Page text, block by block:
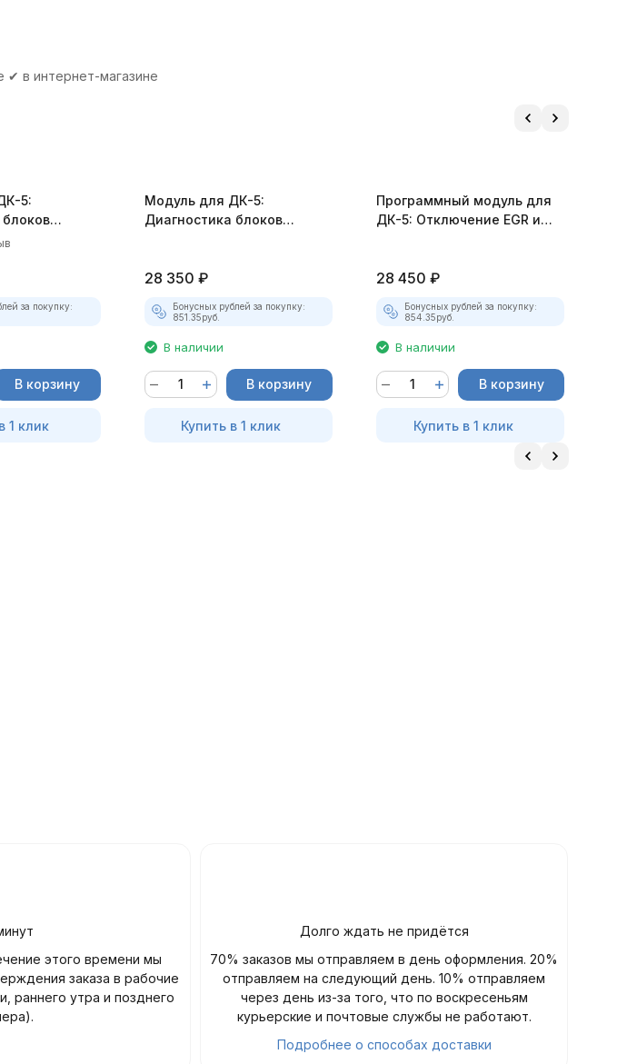
в интернет-магазине
5:
(ID
за покупку:
В корзину
1 клик
Модуль для ДК-5:
Диагностика блоков
28 350 ₽
Бонусных рублей за покупку:
851.35руб.
В наличии
В корзину
Купить в 1 клик
Программный модуль для
ДК-5: Отключение EGR и
28 450 ₽
Бонусных рублей за покупку:
854.35руб.
В наличии
В корзину
Купить в 1 клик
этого времени мы
заказа в рабочие
раннего утра и позднего
Долго ждать не придётся
70% заказов мы отправляем в день оформления. 20%
отправляем на следующий день. 10% отправляем
через день из-за того, что по воскресеньям
курьерские и почтовые службы не работают.
Подробнее о способах доставки